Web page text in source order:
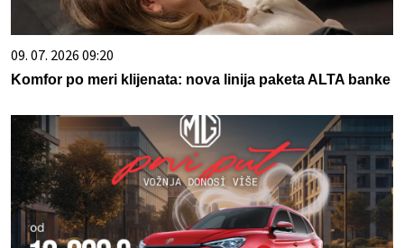
09. 07. 2026 09:20
Komfor po meri klijenata: nova linija paketa ALTA banke